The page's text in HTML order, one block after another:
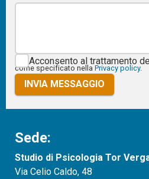
Acconsento al trattamento
come specificato nella Privacy policy.
INVIA MESSAGGIO
Sede:
Studio di Psicologia Tor
Via Celio Caldo, 48